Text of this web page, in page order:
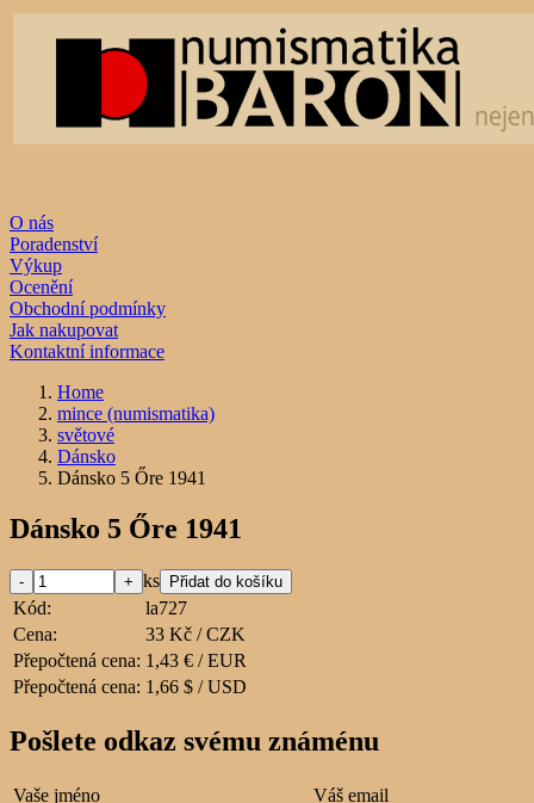
O nás
Poradenství
Výkup
Ocenění
Obchodní podmínky
Jak nakupovat
Kontaktní informace
Home
mince (numismatika)
světové
Dánsko
Dánsko 5 Őre 1941
Dánsko 5 Őre 1941
ks
Kód:
la727
Cena:
33 Kč / CZK
Přepočtená cena: 1,43 € / EUR
Přepočtená cena: 1,66 $ / USD
Pošlete odkaz svému známénu
Vaše jméno Váš email